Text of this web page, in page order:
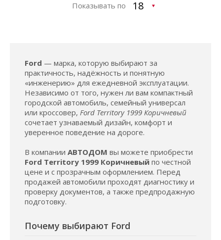
Показывать по
Ford — марка, которую выбирают за
практичность, надёжность и понятную
«инженерию» для ежедневной эксплуатации.
Независимо от того, нужен ли вам компактный
городской автомобиль, семейный универсал
или кроссовер, Ford Territory 1999 Коричневый
сочетает узнаваемый дизайн, комфорт и
уверенное поведение на дороге.
В компании АВТОДОМ вы можете приобрести
Ford Territory 1999 Коричневый по честной
цене и с прозрачным оформлением. Перед
продажей автомобили проходят диагностику и
проверку документов, а также предпродажную
подготовку.
Почему выбирают Ford